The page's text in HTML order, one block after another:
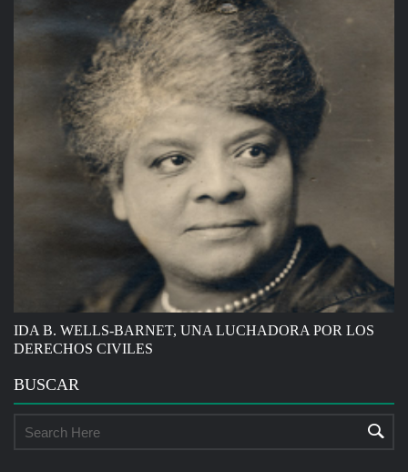
IDA B. WELLS-BARNET, UNA LUCHADORA POR LOS
DERECHOS CIVILES
BUSCAR